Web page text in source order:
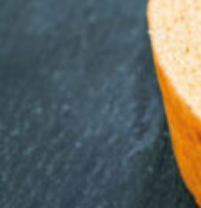
SERIES
ABOUT US
Instagram